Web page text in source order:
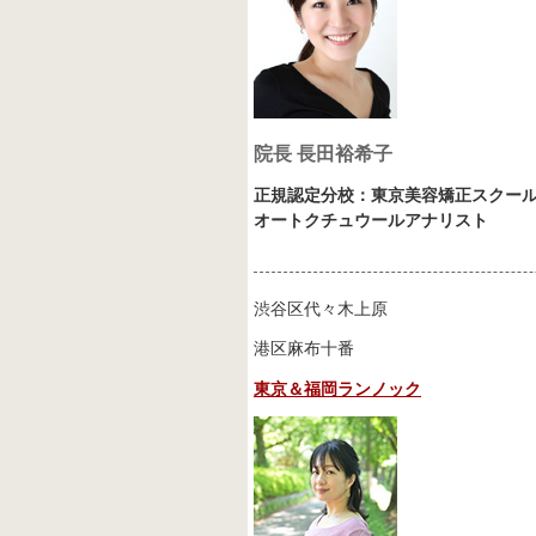
院長 長田裕希子
正規認定分校：東京美容矯正スクー
オートクチュウールアナリスト
渋谷区代々木上原
港区麻布十番
東京＆福岡ランノック